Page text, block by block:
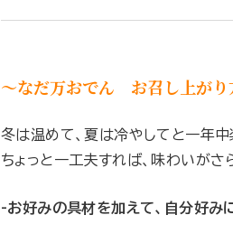
〜なだ万おでん お召し上がり
冬は温めて、夏は冷やしてと一年中
ちょっと一工夫すれば、味わいがさ
-お好みの具材を加えて、自分好み